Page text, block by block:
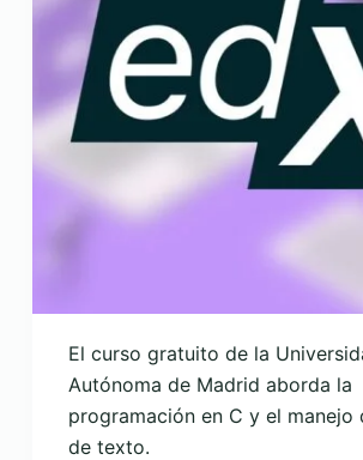
El curso gratuito de la
Autónoma de Madrid aborda la
programación en C y el manejo
de texto.